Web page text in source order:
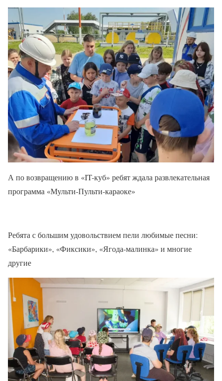
А по возвращению в «IT-куб» ребят ждала развлекательная
программа «Мульти-Пульти-караоке»
Ребята с большим удовольствием пели любимые песни:
«Барбарики», «Фиксики», «Ягода-малинка» и многие
другие